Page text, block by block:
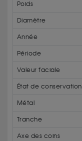
Poids
Diamètre
Année
Période
Valeur faciale
État de conservation
Métal
Tranche
Axe des coins